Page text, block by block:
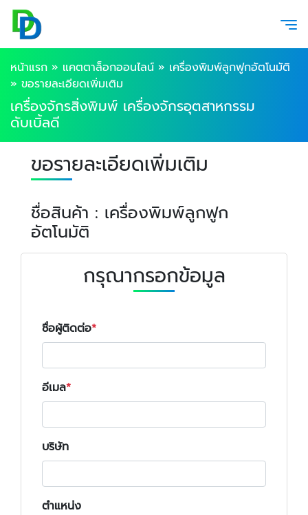
หน้าแรก » แคตตาล็อกออนไลน์ » เครื่องพิมพ์ลูกฟูกอัตโนมัติ
» ขอรายละเอียดเพิ่มเติม
เครื่องจักรสิ่งพิมพ์ เครื่องจักรอุตสาหกรรม
ดับเบิ้ลดี
ขอรายละเอียดเพิ่มเติม
ชื่อสินค้า : เครื่องพิมพ์ลูกฟูก
อัตโนมัติ
กรุณากรอกข้อมูล
ชื่อผู้ติดต่อ
อีเมล
บริษัท
ตำแหน่ง